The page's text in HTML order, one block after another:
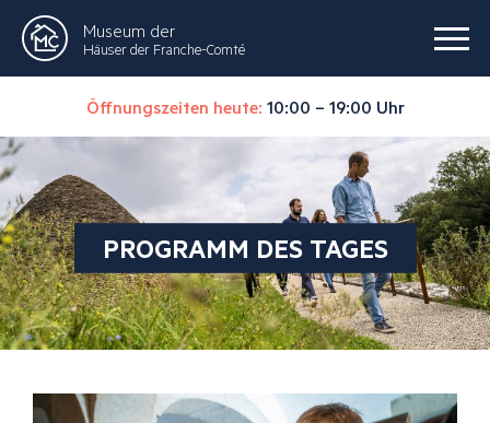
Museum der
Häuser der Franche-Comté
Öffnungszeiten heute: 10:00 – 19:00 Uhr
PROGRAMM DES TAGES